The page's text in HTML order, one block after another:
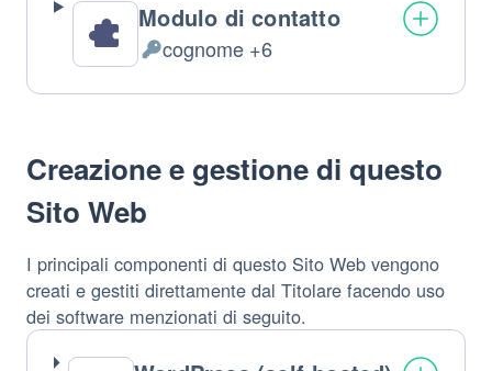
Modulo di contatto
Dati
Personali
cognome +6
Creazione e gestione di questo
Sito Web
I principali componenti di questo Sito Web vengono
creati e gestiti direttamente dal Titolare facendo uso
dei software menzionati di seguito.